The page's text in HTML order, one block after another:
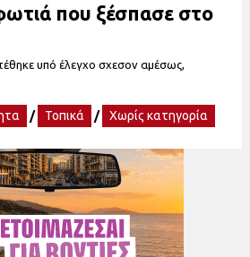
που ξέσπασε στο
υπό έλεγχο σχεσον αμέσως,
/ Τοπικά / Χωρίς κατηγορία